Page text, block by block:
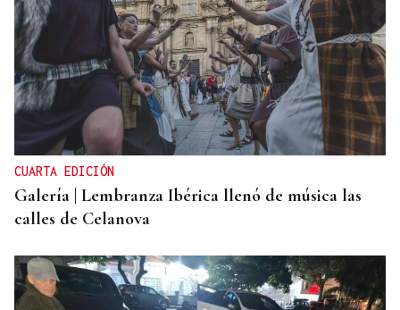
CUARTA EDICIÓN
Galería | Lembranza Ibérica llenó de música las
calles de Celanova